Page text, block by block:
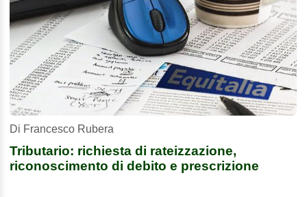
Di Francesco Rubera
Tributario: richiesta di rateizzazione,
riconoscimento di debito e prescrizione